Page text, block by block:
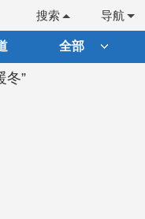
导航
搜索
全部
冬”